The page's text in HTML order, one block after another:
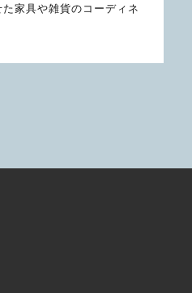
家具や雑貨のコーディネ